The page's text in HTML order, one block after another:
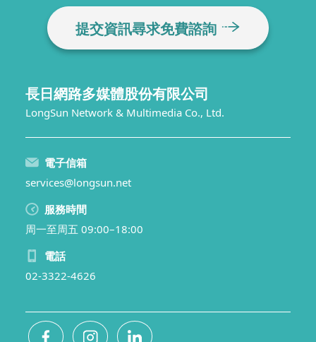
提交資訊尋求免費諮詢
長日網路多媒體股份有限公司
LongSun Network & Multimedia Co., Ltd.
電子信箱
services@longsun.net
服務時間
周一至周五 09:00–18:00
電話
02-3322-4626